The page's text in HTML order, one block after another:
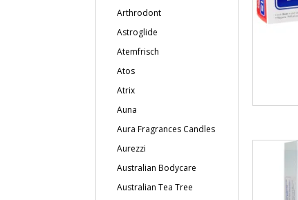
Arthrodont
Astroglide
Atemfrisch
Atos
Atrix
Auna
Aura Fragrances Candles
Aurezzi
Australian Bodycare
Australian Tea Tree